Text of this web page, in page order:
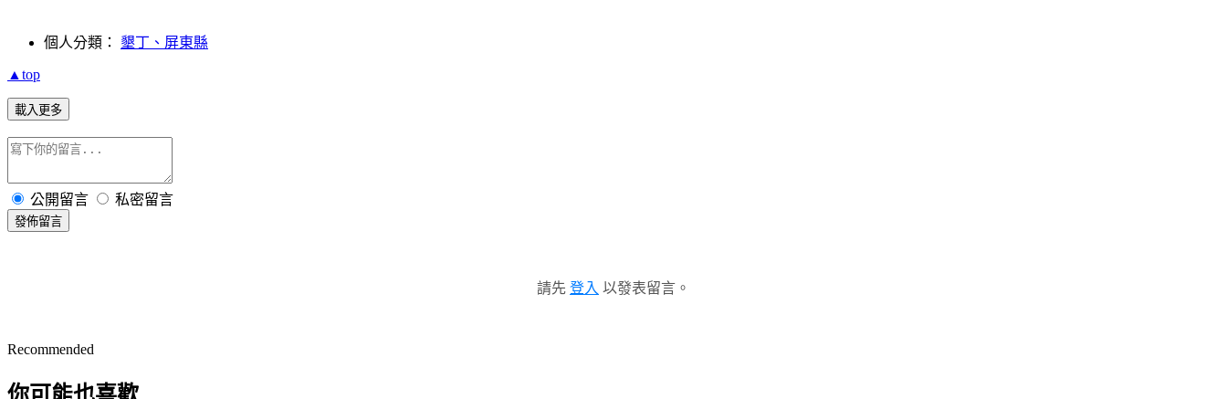
個人分類： 墾丁、屏東縣
▲top
載入更多
公開留言 私密留言
發佈留言
請先 登入 以發表留言。
Recommended
你可能也喜歡